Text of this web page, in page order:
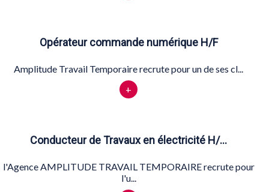
Opérateur commande numérique H/F
Amplitude Travail Temporaire recrute pour un de ses cl...
+
Conducteur de Travaux en électricité H/…
l'Agence AMPLITUDE TRAVAIL TEMPORAIRE recrute pour
l'u...